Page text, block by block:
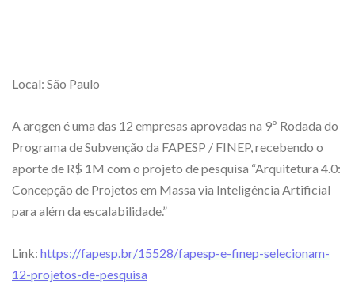
Local: São Paulo
A arqgen é uma das 12 empresas aprovadas na 9º Rodada do
Programa de Subvenção da FAPESP / FINEP, recebendo o
aporte de R$ 1M com o projeto de pesquisa “Arquitetura 4.0:
Concepção de Projetos em Massa via Inteligência Artificial
para além da escalabilidade.”
Link: https://fapesp.br/15528/fapesp-e-finep-selecionam-
12-projetos-de-pesquisa